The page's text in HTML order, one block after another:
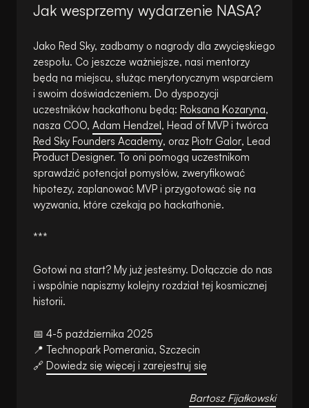
Jak wesprzemy wydarzenie NASA?
Jako Red Sky, zadbamy o nagrody dla zwycięskiego
zespołu. Co jeszcze ważniejsze, nasi mentorzy
będą na miejscu, służąc merytorycznym wsparciem
i swoim doświadczeniem. Do dyspozycji
uczestników hackathonu będą: Roksana Kozaryna,
nasza COO, Adam Hendzel, Head of MVP i twórca
Red Sky Founders Academy, oraz Piotr Galor, Lead
Product Designer. To oni pomogą uczestnikom
sprawdzić potencjał pomysłów, zweryfikować
hipotezy, zaplanować MVP i przygotować się na
wyzwania, które czekają po hackathonie.
***
Gotowi na start? My już jesteśmy. Dołączcie do nas
i wspólnie napiszmy kolejny rozdział tej kosmicznej
historii.
📅 4-5 października 2025
📍 Technopark Pomerania, Szczecin
🔗 Dowiedz się więcej i zarejestruj się
Bartosz Fijałkowski